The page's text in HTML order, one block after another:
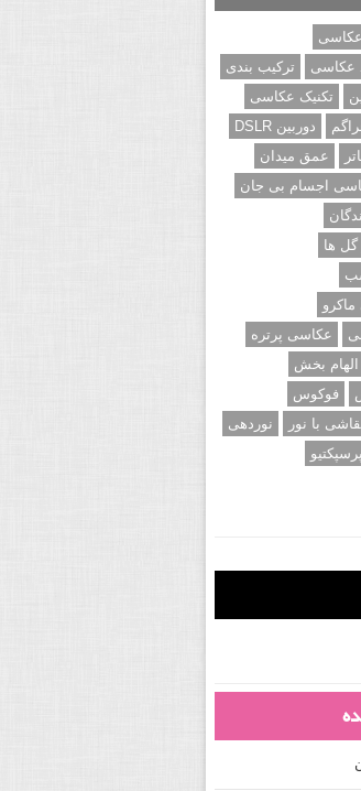
عکاسی
عکاسی
ترکیب بندی
تکنیک عکاسی
دوربین DSLR
عمق میدان
اجسام بی جان
ها
عکاسی پرتره
بخش
فوکوس
با نور
نوردهی
پرسپکتیو